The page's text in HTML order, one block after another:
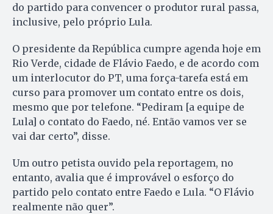
do partido para convencer o produtor rural passa,
inclusive, pelo próprio Lula.
O presidente da República cumpre agenda hoje em
Rio Verde, cidade de Flávio Faedo, e de acordo com
um interlocutor do PT, uma força-tarefa está em
curso para promover um contato entre os dois,
mesmo que por telefone. “Pediram [a equipe de
Lula] o contato do Faedo, né. Então vamos ver se
vai dar certo”, disse.
Um outro petista ouvido pela reportagem, no
entanto, avalia que é improvável o esforço do
partido pelo contato entre Faedo e Lula. “O Flávio
realmente não quer”.